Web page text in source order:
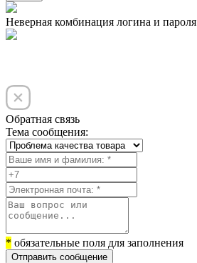
Неверная комбинация логина и пароля
Обратная связь
Тема сообщения:
* обязательные поля для заполнения
Отправить сообщение